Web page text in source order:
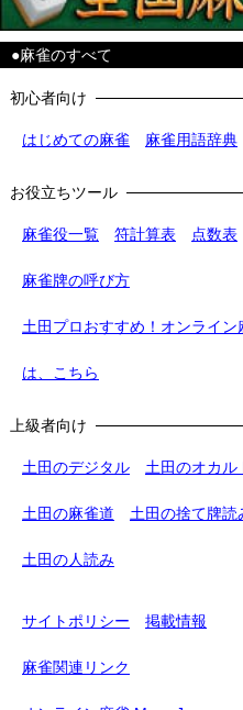
●麻雀のすべて
初心者向け
はじめての麻雀 麻雀用語辞典
お役立ちツール
麻雀役一覧 符計算表 点数表
麻雀牌の呼び方
土田プロおすすめ！オンライ
は、こちら
上級者向け
土田のデジタル 土田のオカル
土田の麻雀道 土田の捨て牌読
土田の人読み
サイトポリシー 掲載情報
麻雀関連リンク